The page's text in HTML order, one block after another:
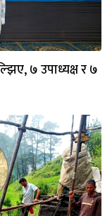
७ उपाध्यक्ष र ७